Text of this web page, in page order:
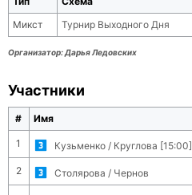
Микст
Турнир Выходного Дня
Организатор:Дарья Ледовских
Участники
# Имя
1 Кузьменко / Круглова [15:00]
2 Столярова / Чернов